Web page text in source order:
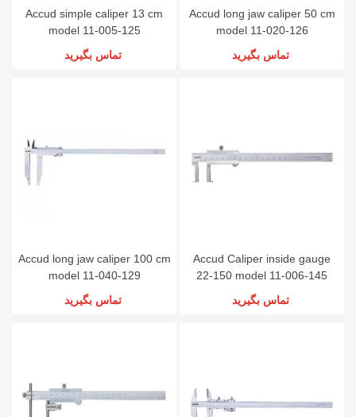
Accud simple caliper 13 cm
model 11-005-125
تماس بگیرید
Accud long jaw caliper 50 cm
model 11-020-126
تماس بگیرید
Accud long jaw caliper 100 cm
model 11-040-129
تماس بگیرید
Accud Caliper inside gauge
22-150 model 11-006-145
تماس بگیرید